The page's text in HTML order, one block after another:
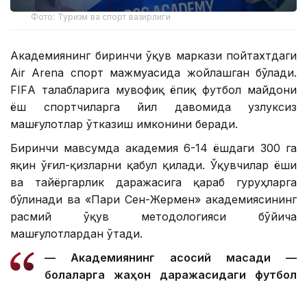
Фото: Туризм ва спорт вазирлиги
Академиянинг биринчи ўқув маркази пойтахтдаги
Air Arena спорт мажмуасида жойлашган бўлади.
FIFА талабларига мувофиқ ёпиқ футбол майдони
ёш спортчиларга йил давомида узлуксиз
машғулотлар ўтказиш имконини беради.
Биринчи мавсумда академия 6-14 ёшдаги 300 га
яқин ўғил-қизларни қабул қилади. Ўқувчилар ёши
ва тайёргарлик даражасига қараб гуруҳларга
бўлинади ва «Пари Сен-Жермен» академиясининг
расмий ўқув методологияси бўйича
машғулотлардан ўтади.
— Академиянинг асосий мақсади —
болаларга жаҳон даражасидаги футбол